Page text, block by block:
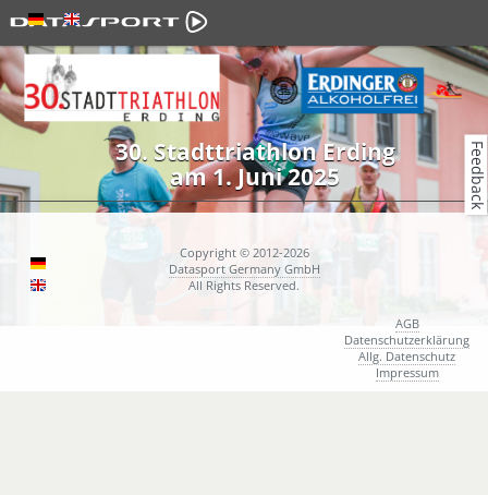
30. Stadttriathlon Erding
am 1. Juni 2025
Copyright © 2012-2026
Datasport Germany GmbH
All Rights Reserved.
AGB
Datenschutzerklärung
Allg. Datenschutz
Impressum
Feedback